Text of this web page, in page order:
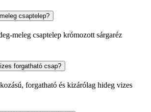
csaptelep?
meleg csaptelep krómozott sárgaréz
forgatható csap?
forgatható és kizárólag hideg vizes